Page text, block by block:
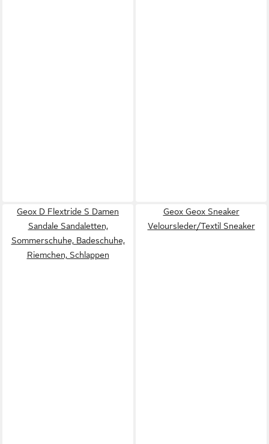
Geox D Flextride S Damen
Sandale Sandaletten,
Sommerschuhe, Badeschuhe,
Riemchen, Schlappen
Geox Geox Sneaker
Veloursleder/Textil Sneaker